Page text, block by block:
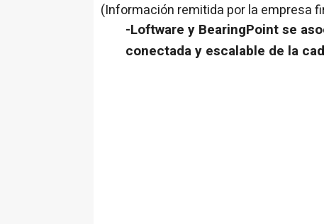
(Información remitida por la empresa
-Loftware y BearingPoint se
conectada y escalable de la